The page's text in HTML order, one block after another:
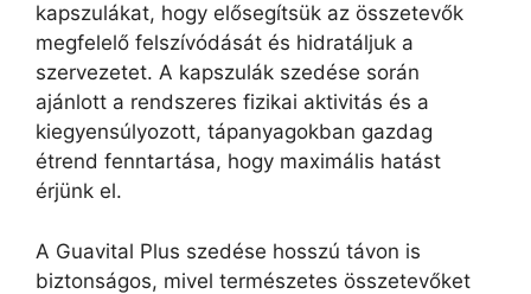
kapszulákat, hogy elősegítsük az összetevők
megfelelő felszívódását és hidratáljuk a
szervezetet. A kapszulák szedése során
ajánlott a rendszeres fizikai aktivitás és a
kiegyensúlyozott, tápanyagokban gazdag
étrend fenntartása, hogy maximális hatást
érjünk el.
A Guavital Plus szedése hosszú távon is
biztonságos, mivel természetes összetevőket